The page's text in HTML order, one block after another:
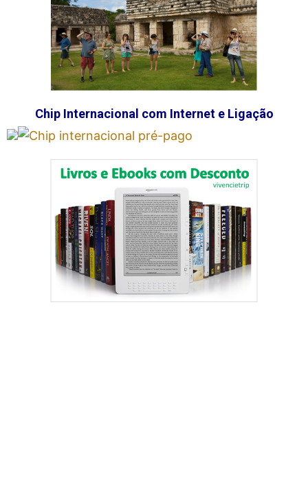
Chip Internacional com Internet e Ligação